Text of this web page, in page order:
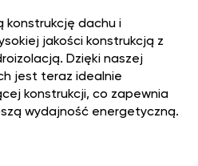
konstrukcję dachu i
jakości konstrukcją z
Dzięki naszej
jest teraz idealnie
konstrukcji, co zapewnia
wydajność energetyczną.